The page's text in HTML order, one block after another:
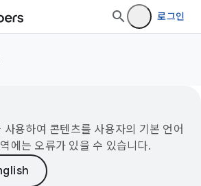
로그인
용하여 콘텐츠를 사용자의 기본 언어
에는 오류가 있을 수 있습니다.